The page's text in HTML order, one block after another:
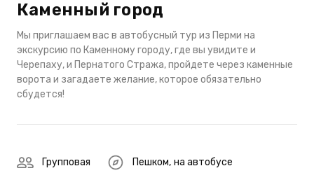
Каменный город
Мы приглашаем вас в автобусный тур из Перми на
экскурсию по Каменному городу, где вы увидите и
Черепаху, и Пернатого Cтража, пройдете через каменные
ворота и загадаете желание, которое обязательно
сбудется!
Групповая Пешком, на автобусе